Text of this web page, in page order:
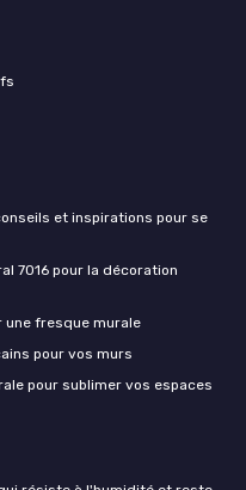
et inspirations pour se
7016 pour la décoration
une fresque murale
pour vos murs
pour sublimer vos espaces